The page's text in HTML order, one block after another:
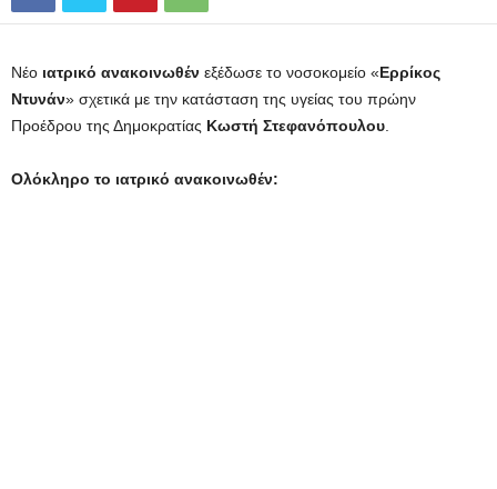
Νέο ιατρικό ανακοινωθέν εξέδωσε το νοσοκομείο «Ερρίκος
Ντυνάν» σχετικά με την κατάσταση της υγείας του πρώην
Προέδρου της Δημοκρατίας Κωστή Στεφανόπουλου
Ολόκληρο το ιατρικό ανακοινωθέν: